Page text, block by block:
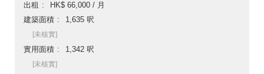
出租
HK$ 66,000 / 月
建築面積
1,635 呎
[未核實]
實用面積 1,342 呎
[未核實]